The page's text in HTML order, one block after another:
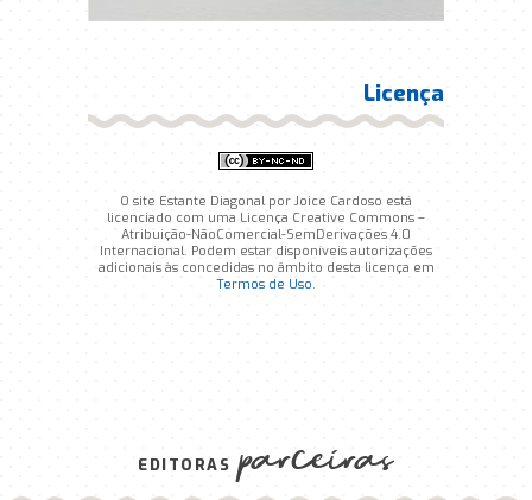
Licença
O site Estante Diagonal por Joice Cardoso está
licenciado com uma Licença Creative Commons –
Atribuição-NãoComercial-SemDerivações 4.0
Internacional. Podem estar disponíveis autorizações
adicionais às concedidas no âmbito desta licença em
Termos de Uso.
EDITORAS parceiras